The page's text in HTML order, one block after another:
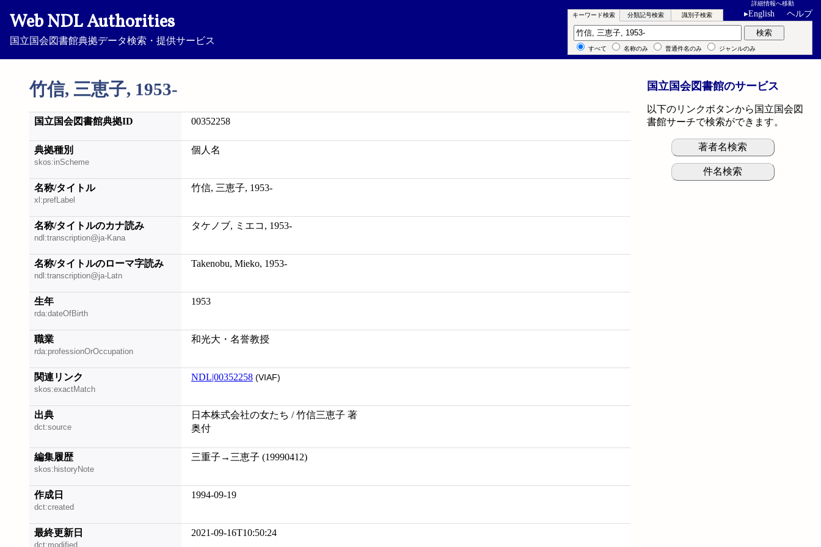
Web NDL Authorities
国立国会図書館典拠データ検索・提供サービス
詳細情報へ移動
▸English ヘルプ
竹信, 三恵子, 1953-
キーワード検索 分類記号検索 識別子検索
キーワード検索 検索
すべて 名称のみ 普通件名のみ ジャンルのみ
国立国会図書館典拠ID 00352258
典拠種別
skos:inScheme
個人名
名称/タイトル
xl:prefLabel
竹信, 三恵子, 1953-
名称/タイトルのカナ読み
ndl:transcription@ja-Kana
タケノブ, ミエコ, 1953-
名称/タイトルのローマ字読み
ndl:transcription@ja-Latn
Takenobu, Mieko, 1953-
生年
rda:dateOfBirth
1953
職業
rda:professionOrOccupation
和光大・名誉教授
関連リンク
skos:exactMatch
NDL|00352258 (VIAF)
出典
dct:source
日本株式会社の女たち / 竹信三恵子 著
奥付
編集履歴
skos:historyNote
三重子→三恵子 (19990412)
作成日
dct:created
1994-09-19
最終更新日
dct:modified
2021-09-16T10:50:24
国立国会図書館のサービス
以下のリンクボタンから国立国会図
書館サーチで検索ができます。
著者名検索
件名検索